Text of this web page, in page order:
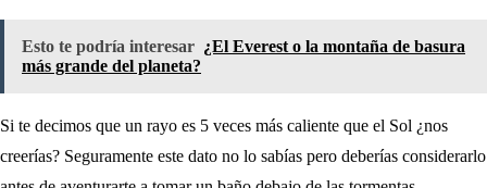
Esto te podría interesar ¿El Everest o la montaña de basura
más grande del planeta?
Si te decimos que un rayo es 5 veces más caliente que el Sol ¿nos
creerías? Seguramente este dato no lo sabías pero deberías considerarlo